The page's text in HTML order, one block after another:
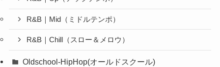
R&B｜Mid（ミドルテンポ）
R&B｜Chill（スロー＆メロウ）
Oldschool-HipHop(オールドスクール)